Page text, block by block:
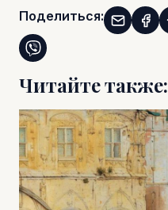
Поделиться:
Читайте также: